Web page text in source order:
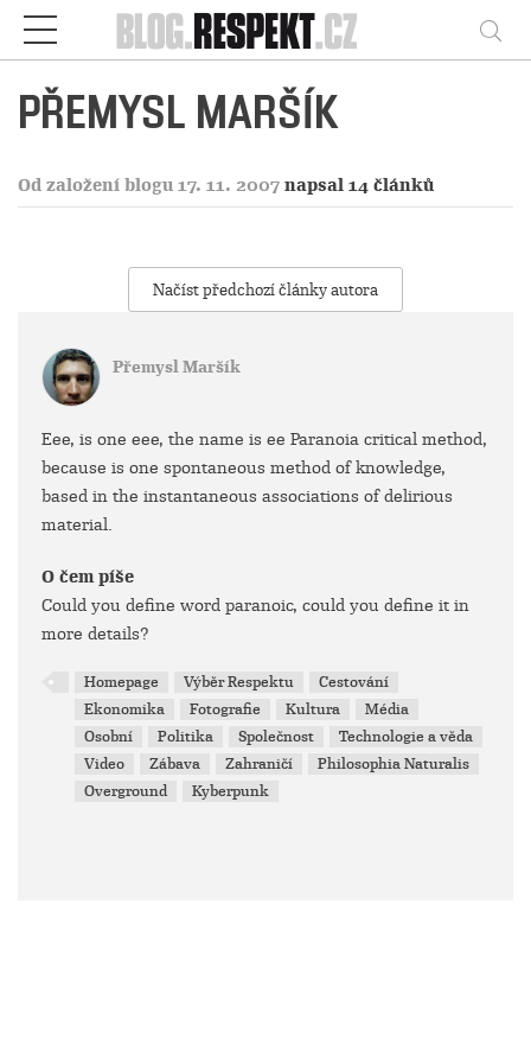
Respekt
PŘEMYSL MARŠÍK
Od založení blogu 17. 11. 2007 napsal 14 článků
Načíst předchozí články autora
Přemysl Maršík
Eee, is one eee, the name is ee Paranoia critical method,
because is one spontaneous method of knowledge,
based in the instantaneous associations of delirious
material.
O čem píše
Could you define word paranoic, could you define it in
more details?
Homepage Výběr Respektu
Cestování
Ekonomika
Fotografie Kultura
Média
Osobní
Politika Společnost
Technologie a věda
Video
Zábava Zahraničí
Philosophia Naturalis
Overground
Kyberpunk